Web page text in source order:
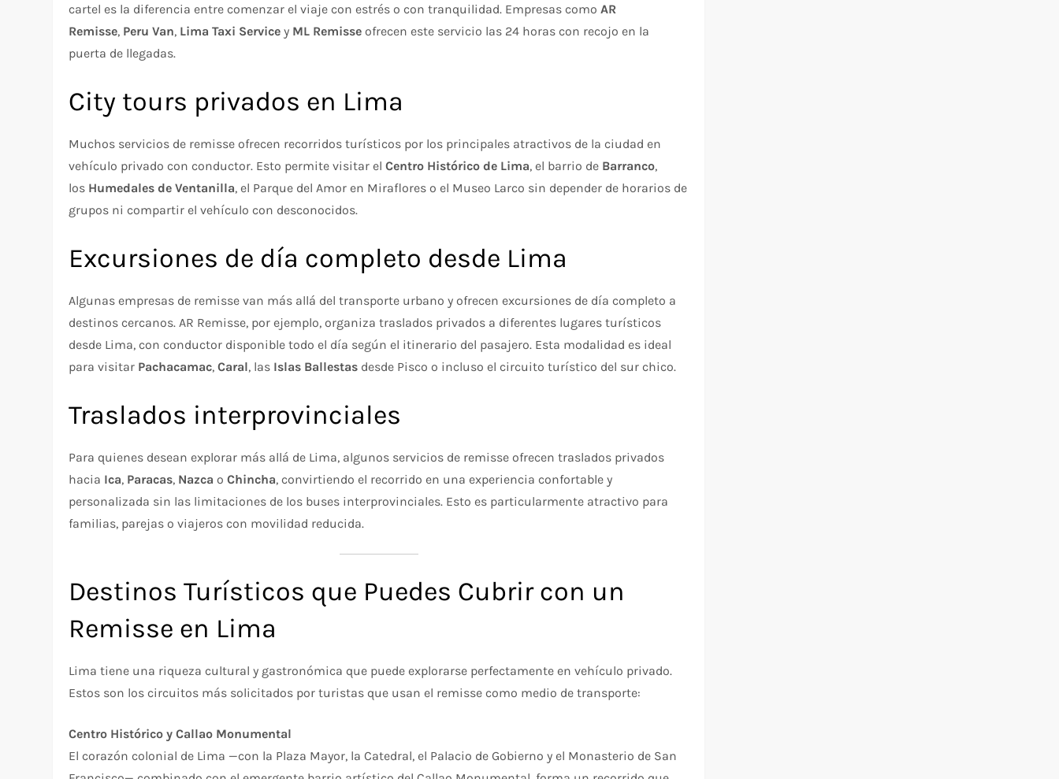
cartel es la diferencia entre comenzar el viaje con estrés o con tranquilidad. Empresas como AR
Remisse, Peru Van, Lima Taxi Service y ML Remisse ofrecen este servicio las 24 horas con recojo en la
puerta de llegadas.
City tours privados en Lima
Muchos servicios de remisse ofrecen recorridos turísticos por los principales atractivos de la ciudad en
vehículo privado con conductor. Esto permite visitar elCentro Histórico de Lima, el barrio de Barranco,
los Humedales de Ventanilla, el Parque del Amor en Miraflores o el Museo Larco sin depender de horarios de
grupos ni compartir el vehículo con desconocidos.​
Excursiones de día completo desde Lima
Algunas empresas de remisse van más allá del transporte urbano y ofrecen excursiones de día completo a
destinos cercanos. AR Remisse, por ejemplo, organiza traslados privados a diferentes lugares turísticos
desde Lima, con conductor disponible todo el día según el itinerario del pasajero. Esta modalidad es ideal
para visitar Pachacamac,Caral, las Islas Ballestas desde Pisco o incluso el circuito turístico del sur chico.​
Traslados interprovinciales
Para quienes desean explorar más allá de Lima, algunos servicios de remisse ofrecen traslados privados
hacia Ica, Paracas, Nazca oChincha, convirtiendo el recorrido en una experiencia confortable y
personalizada sin las limitaciones de los buses interprovinciales. Esto es particularmente atractivo para
familias, parejas o viajeros con movilidad reducida.
Destinos Turísticos que Puedes Cubrir con un
Remisse en Lima
Lima tiene una riqueza cultural y gastronómica que puede explorarse perfectamente en vehículo privado.
Estos son los circuitos más solicitados por turistas que usan el remisse como medio de transporte:
Centro Histórico y Callao Monumental
El corazón colonial de Lima —con la Plaza Mayor, la Catedral, el Palacio de Gobierno y el Monasterio de San